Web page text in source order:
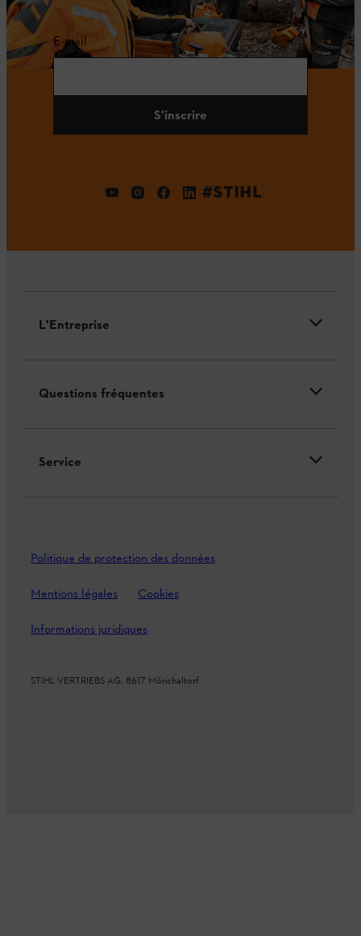
E-mail
S'inscrire
#STIHL
L'Entreprise
Questions fréquentes
Service
Politique de protection des données
Mentions légales Cookies
Informations juridiques
STIHL VERTRIEBS AG, 8617 Mönchaltorf